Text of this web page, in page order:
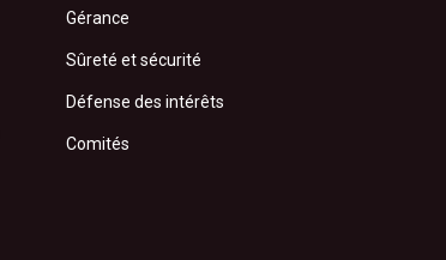
Gérance
Sûreté et sécurité
Défense des intérêts
Comités